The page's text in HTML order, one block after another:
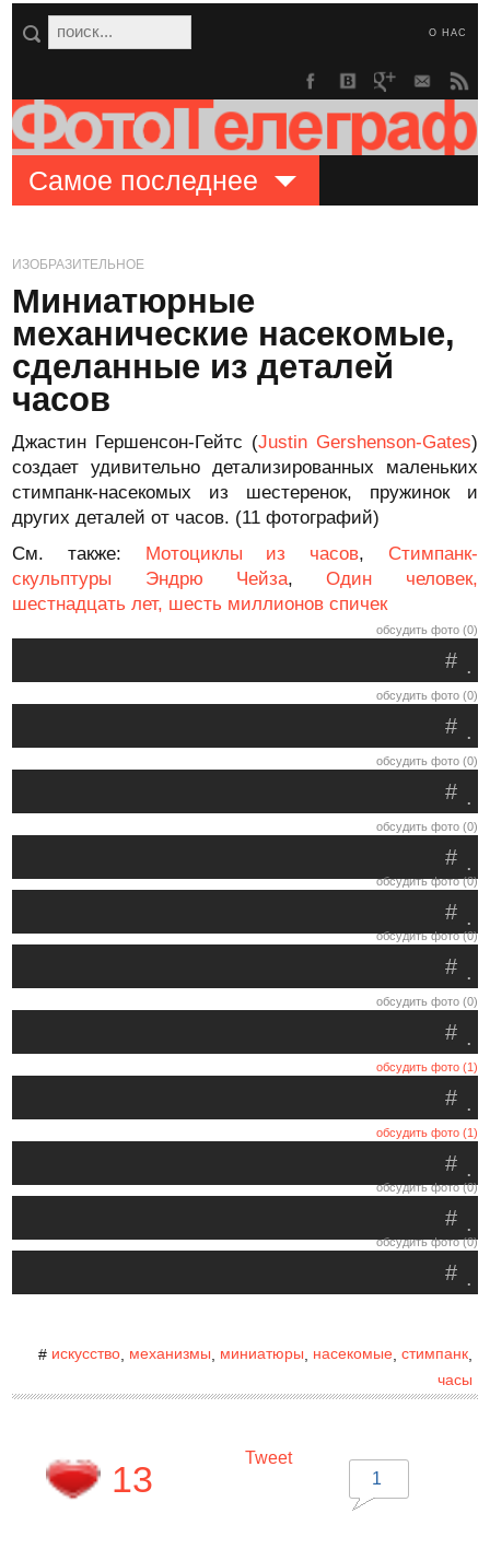
О НАС
Самое последнее
ИЗОБРАЗИТЕЛЬНОЕ
Миниатюрные
механические насекомые,
сделанные из деталей
часов
Джастин Гершенсон-Гейтс (Justin Gershenson-Gates)
создает удивительно детализированных маленьких
стимпанк-насекомых из шестеренок, пружинок и
других деталей от часов. (11 фотографий)
См. также: Мотоциклы из часов, Стимпанк-
скульптуры Эндрю Чейза,Один человек,
шестнадцать лет, шесть миллионов спичек
обсудить фото (0)
.
#
обсудить фото (0)
.
#
обсудить фото (0)
.
#
обсудить фото (0)
.
#
обсудить фото (0)
.
#
обсудить фото (0)
.
#
обсудить фото (0)
.
#
обсудить фото (1)
.
#
обсудить фото (1)
.
#
обсудить фото (0)
.
#
обсудить фото (0)
.
#
# искусство, механизмы миниатюры насекомые, стимпанк,
часы
13
Tweet
1